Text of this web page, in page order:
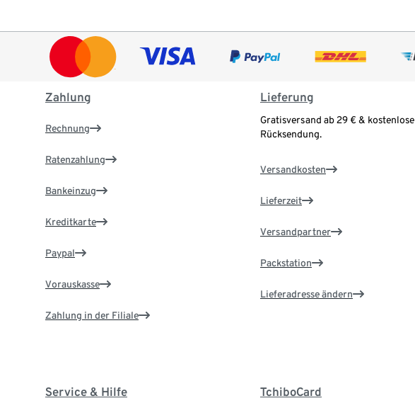
Zahlung
Rechnung
Ratenzahlung
Bankeinzug
Kreditkarte
Paypal
Vorauskasse
Zahlung in der Filiale
Lieferung
Gratisversand ab 29 € & kostenlose
Rücksendung.
Versandkosten
Lieferzeit
Versandpartner
Packstation
Lieferadresse ändern
Service & Hilfe TchiboCard